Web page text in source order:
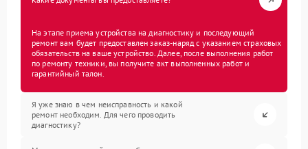
На этапе приема устройства на диагностику и последующий
ремонт вам будет предоставлен заказ-наряд с указанием страховых
обязательств на ваше устройство. Далее, после выполнения работ
по ремонту техники, вы получите акт выполненных работ и
гарантийный талон.
Я уже знаю в чем неисправность и какой
ремонт необходим. Для чего проводить
диагностику?